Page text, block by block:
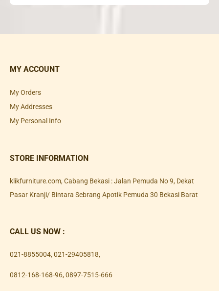
MY ACCOUNT
My Orders
My Addresses
My Personal Info
STORE INFORMATION
klikfurniture.com, Cabang Bekasi : Jalan Pemuda No 9, Dekat
Pasar Kranji/ Bintara Sebrang Apotik Pemuda 30 Bekasi Barat
CALL US NOW :
021-8855004, 021-29405818,
0812-168-168-96, 0897-7515-666